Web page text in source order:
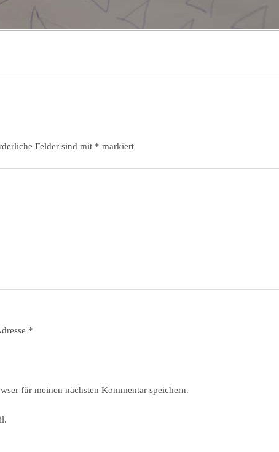
Felder sind mit * markiert
*
für meinen nächsten Kommentar speichern.